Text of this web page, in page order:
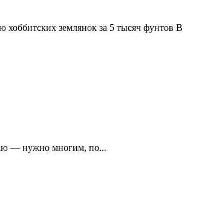
землянок за 5 тысяч фунтов В
— нужно многим, по...